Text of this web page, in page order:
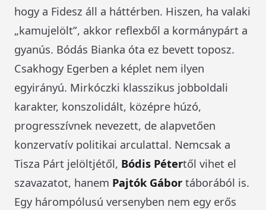
hogy a Fidesz áll a háttérben. Hiszen, ha valaki
„kamujelölt”, akkor reflexből a kormánypárt a
gyanús. Bódás Bianka óta ez bevett toposz.
Csakhogy Egerben a képlet nem ilyen
egyirányú. Mirkóczki klasszikus jobboldali
karakter, konszolidált, középre húzó,
progresszívnek nevezett, de alapvetően
konzervatív politikai arculattal. Nemcsak a
Tisza Párt jelöltjétől, Bódis Pétertől vihet el
szavazatot, hanem Pajtók Gábor táborából is.
Egy hárompólusú versenyben nem egy erős